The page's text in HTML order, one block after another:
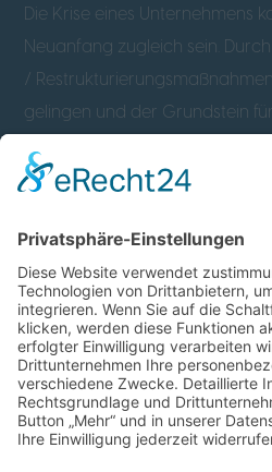
Die Krise eines Unternehmens
Neuanfang zugleich sein.
/
gelingen und der Grundstein
werden. Bei diesem Prozess
Sanierung /